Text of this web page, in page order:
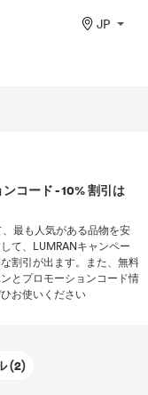
JP
コード - 10% 割引は
最も人気がある品物を安
て、LUMRANキャンペー
割引が出ます。また、無料
とプロモーションコード情
お使いください
(2)